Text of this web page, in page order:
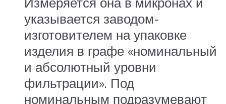
указывается заводом-
изготовителем на упаковке
изделия в графе «номинальный
и абсолютный уровни
фильтрации». Под
номинальным подразумевают